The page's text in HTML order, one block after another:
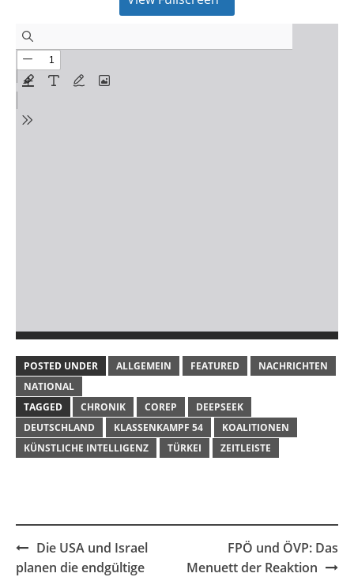
POSTED UNDER ALLGEMEIN FEATURED
NACHRICHTEN
NATIONAL
TAGGED
CHRONIK COREP
DEEPSEEK
DEUTSCHLAND
KLASSENKAMPF 54
KOALITIONEN
KÜNSTLICHE INTELLIGENZ
TÜRKEI ZEITLEISTE
Post
navigation
Die USA und Israel
planen die endgültige
FPÖ und ÖVP: Das
Menuett der Reaktion